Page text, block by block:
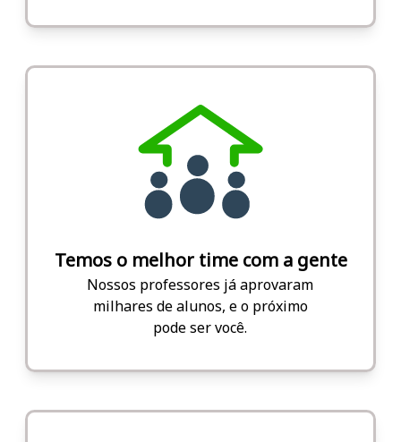
Temos o melhor time com a gente
Nossos professores já aprovaram
milhares de alunos, e o próximo
pode ser você.